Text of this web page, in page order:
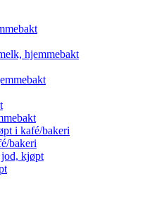
hjemmebakt
i kafé/bakeri
bakeri
jod, kjøpt